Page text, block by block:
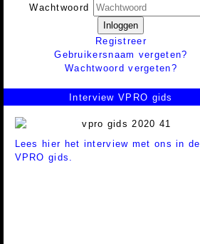
Wachtwoord
Inloggen
Registreer
Gebruikersnaam vergeten?
Wachtwoord vergeten?
Interview VPRO gids
Lees hier het interview met ons in de
VPRO gids.